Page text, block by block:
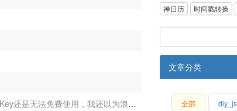
chatgpt免费了，但是secrectKey还是无法免费使用，我还以为浪费我之前买的100块钱套壳api了
禅日历 时间戳转换
文章分类
全部 diy_js